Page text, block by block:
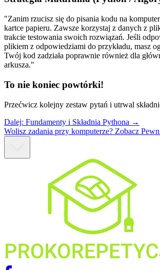
"Zanim rzucisz się do pisania kodu na
kartce papieru. Zawsze korzystaj z danych z
trakcie testowania swoich rozwiązań. Jeśli
plikiem z odpowiedziami do przykładu, masz
Twój kod zadziała poprawnie również dla
arkusza."
To nie koniec powtórki!
Przećwicz kolejny zestaw pytań i utrwal
Dalej: Fundamenty i Składnia Pythona →
Wolisz zadania przy komputerze? Zobacz